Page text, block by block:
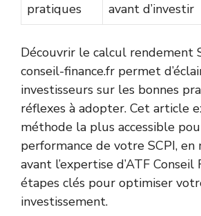
pratiques
avant d’investir
Découvrir le calcul rendement
conseil-finance.fr permet
investisseurs sur les bonnes
réflexes à adopter. Cet article
méthode la plus accessible
performance de votre SCPI,
avant l’expertise d’ATF Conseil
étapes clés pour optimiser
investissement.